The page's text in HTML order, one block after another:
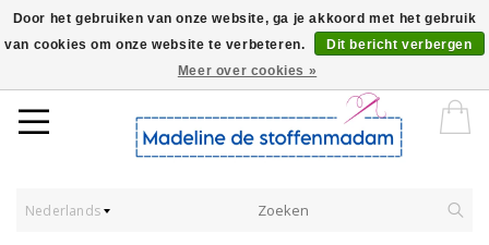
Worldwide Shipping - Onze stoffen worden verkocht per 10 cm.
Nederlands
Door het gebruiken van onze website, ga je akkoord met het gebruik
van cookies om onze website te verbeteren.
Dit bericht verbergen
Meer over cookies »